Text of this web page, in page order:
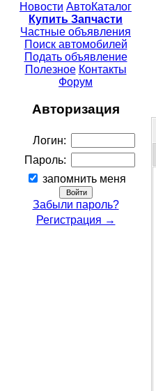
Новости АвтоКаталог
Купить Запчасти
Частные объявления
Поиск автомобилей
Подать объявление
Полезное Контакты
Форум
Авторизация
Логин:
Пароль:
запомнить меня
Забыли пароль?
Регистрация →